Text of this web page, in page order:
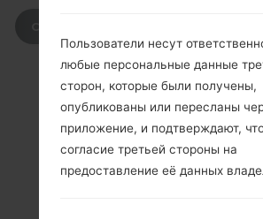
Пользователи несут
любые персональные данные
сторон, которые были получены,
опубликованы или пересланы
приложение, и подтверждают,
согласие третьей стороны на
предоставление её данных